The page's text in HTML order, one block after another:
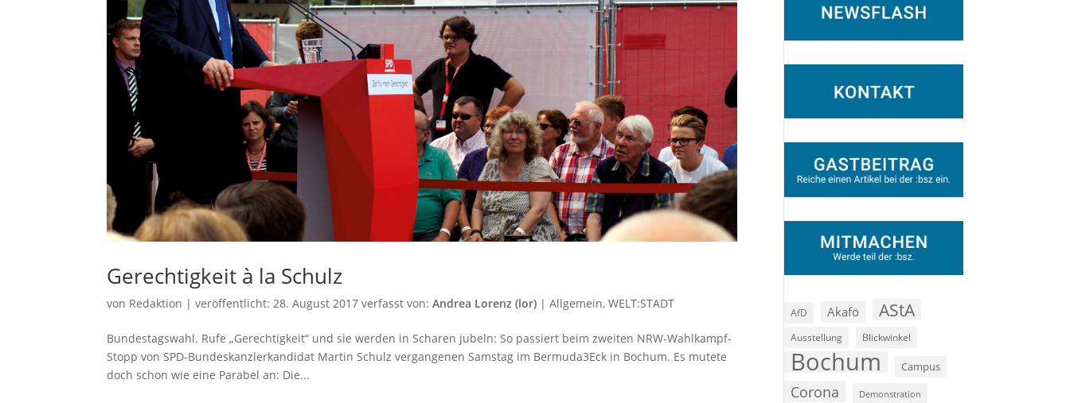
Gerechtigkeit à la Schulz
von Redaktion |veröffentlicht:28. August 2017 verfasst von:Andrea Lorenz (lor) |Allgemein,WELT:STADT
Bundestagswahl. Rufe „Gerechtigkeit“ und sie werden in Scharen jubeln: So passiert beim zweiten NRW-Wahlkampf-
Stopp von SPD-Bundeskanzlerkandidat Martin Schulz vergangenen Samstag im Bermuda3Eck in Bochum. Es mutete
doch schon wie eine Parabel an: Die...
AfD Akafö AStA
Ausstellung Blickwinkel
Bochum Campus
Corona Demonstration